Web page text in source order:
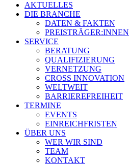
AKTUELLES
DIE BRANCHE
DATEN & FAKTEN
PREISTRÄGER:INNEN
SERVICE
BERATUNG
QUALIFIZIERUNG
VERNETZUNG
CROSS INNOVATION
WELTWEIT
BARRIEREFREIHEIT
TERMINE
EVENTS
EINREICHFRISTEN
ÜBER UNS
WER WIR SIND
TEAM
KONTAKT